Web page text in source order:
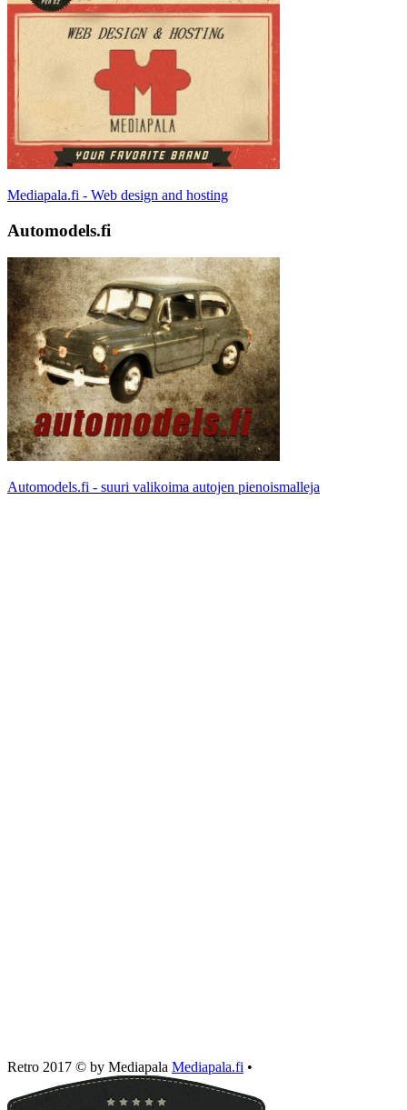
Mediapala.fi - Web design and hosting
Automodels.fi
Automodels.fi - suuri valikoima autojen pienoismalleja
Retro 2017 © by Mediapala Mediapala.fi •